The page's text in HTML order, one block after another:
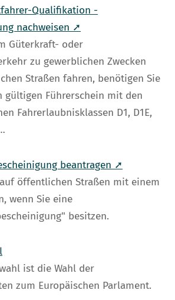
Qualifikation -
nachweisen ➚
Güterkraft- oder
zu gewerblichen Zwecken
Straßen fahren, benötigen Sie
gültigen Führerschein mit den
Fahrerlaubnisklassen D1, D1E,
beantragen ➚
öffentlichen Straßen mit einem
wenn Sie eine
besitzen.
ist die Wahl der
zum Europäischen Parlament.